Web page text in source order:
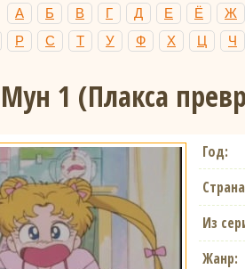
А Б В Г Д Е Ё Ж
Р С Т У Ф Х Ц Ч
1 (Плакса
Год:
Из
Жанр: